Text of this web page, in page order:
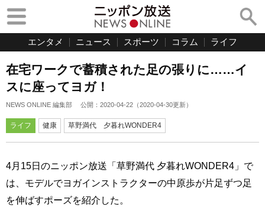
エンタメ ニュース スポーツ コラム ライフ
在宅ワークで蓄積された足の張りに……イ
スに座ってヨガ！
NEWS ONLINE 編集部 公開： 2020-04-22 （2020-04-30更新）
ライフ 健康 草野満代 夕暮れWONDER4
4月15日のニッポン放送「草野満代 夕暮れWONDER4」で
は、モデルでヨガインストラクターの中原歩が片足ずつ足
を伸ばすポーズを紹介した。